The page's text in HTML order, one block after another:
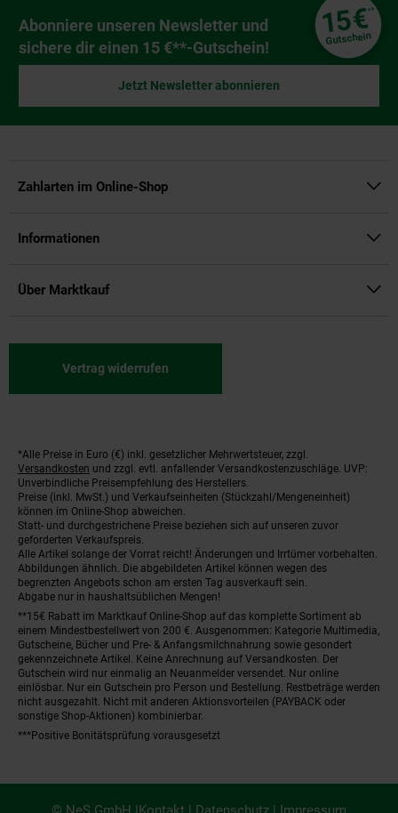
Newsletter Anmeldung
Abonniere unseren Newsletter und
sichere dir einen 15 €**-Gutschein!
15€**
Gutschein
Jetzt Newsletter abonnieren
Zahlarten im Online-Shop
Informationen
Über Marktkauf
Vertrag widerrufen
Fußnoten
*Alle Preise in Euro (€) inkl. gesetzlicher Mehrwertsteuer, zzgl.
Versandkosten und zzgl. evtl. anfallender Versandkostenzuschläge. UVP:
Unverbindliche Preisempfehlung des Herstellers.
Preise (inkl. MwSt.) und Verkaufseinheiten (Stückzahl/Mengeneinheit)
können im Online-Shop abweichen.
Statt- und durchgestrichene Preise beziehen sich auf unseren zuvor
geforderten Verkaufspreis.
Alle Artikel solange der Vorrat reicht! Änderungen und Irrtümer vorbehalten.
Abbildungen ähnlich. Die abgebildeten Artikel können wegen des
begrenzten Angebots schon am ersten Tag ausverkauft sein.
Abgabe nur in haushaltsüblichen Mengen!
**15€ Rabatt im Marktkauf Online-Shop auf das komplette Sortiment ab
einem Mindestbestellwert von 200 €. Ausgenommen: Kategorie Multimedia,
Gutscheine, Bücher und Pre- & Anfangsmilchnahrung sowie gesondert
gekennzeichnete Artikel. Keine Anrechnung auf Versandkosten. Der
Gutschein wird nur einmalig an Neuanmelder versendet. Nur online
einlösbar. Nur ein Gutschein pro Person und Bestellung. Restbeträge werden
nicht ausgezahlt. Nicht mit anderen Aktionsvorteilen (PAYBACK oder
sonstige Shop-Aktionen) kombinierbar.
***Positive Bonitätsprüfung vorausgesetzt